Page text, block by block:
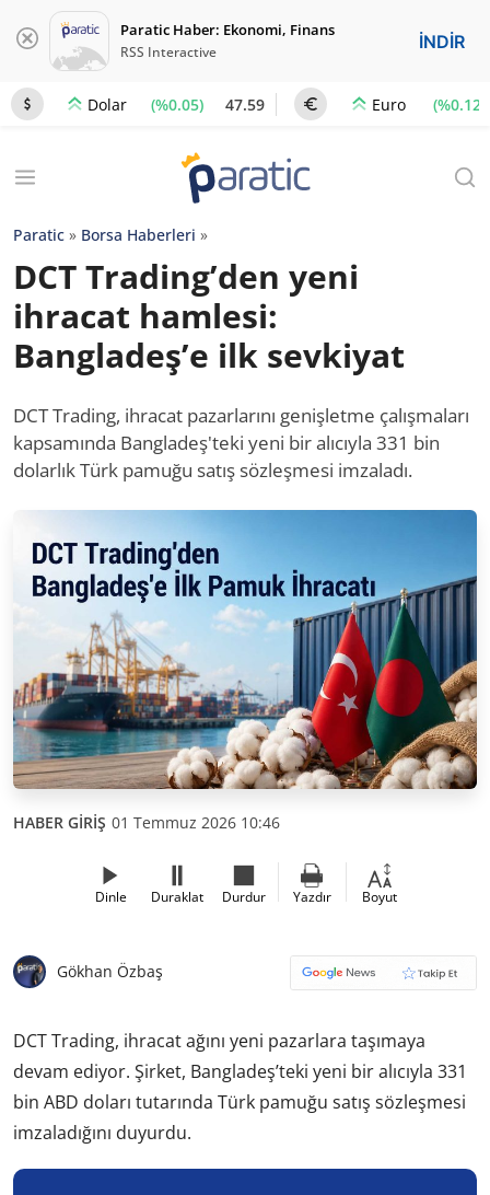
Paratic Haber: Ekonomi, Finans
RSS Interactive İNDİR
Dolar (%0.05) 47.59 Euro (%0.12)
Paratic » Borsa Haberleri »
DCT Trading’den yeni
ihracat hamlesi:
Bangladeş’e ilk sevkiyat
DCT Trading, ihracat pazarlarını genişletme çalışmaları
kapsamında Bangladeş'teki yeni bir alıcıyla 331 bin
dolarlık Türk pamuğu satış sözleşmesi imzaladı.
HABER GİRİŞ 01 Temmuz 2026 10:46
Dinle Duraklat Durdur Yazdır Boyut
Gökhan Özbaş
DCT Trading, ihracat ağını yeni pazarlara taşımaya
devam ediyor. Şirket, Bangladeş’teki yeni bir alıcıyla 331
bin ABD doları tutarında Türk pamuğu satış sözleşmesi
imzaladığını duyurdu.